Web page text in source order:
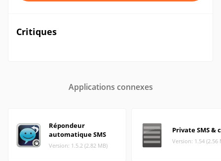
Critiques
Applications connexes
Répondeur
automatique SMS
Version: 1.5.2 (2.82 MB)
Private SMS &
Version: 1.54 (2.56